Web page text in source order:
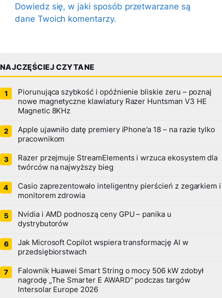
Dowiedz się, w jaki sposób przetwarzane są
dane Twoich komentarzy.
NAJCZĘŚCIEJ CZYTANE
Piorunująca szybkość i opóźnienie bliskie zeru – poznaj
nowe magnetyczne klawiatury Razer Huntsman V3 HE
Magnetic 8KHz
Apple ujawniło datę premiery iPhone’a 18 – na razie tylko
pracownikom
Razer przejmuje StreamElements i wrzuca ekosystem dla
twórców na najwyższy bieg
Casio zaprezentowało inteligentny pierścień z zegarkiem i
monitorem zdrowia
Nvidia i AMD podnoszą ceny GPU – panika u
dystrybutorów
Jak Microsoft Copilot wspiera transformację AI w
przedsiębiorstwach
Falownik Huawei Smart String o mocy 506 kW zdobył
nagrodę „The Smarter E AWARD” podczas targów
Intersolar Europe 2026